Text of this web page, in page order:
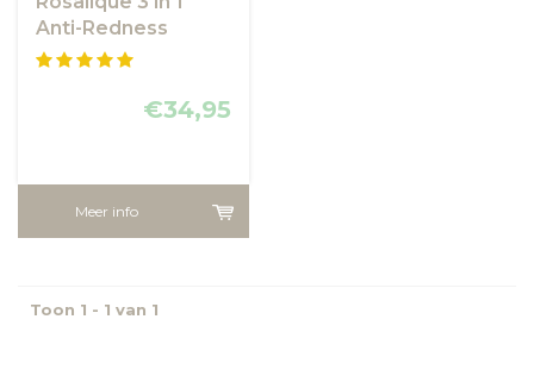
Anti-Redness
Miracle Formula
roodheid crème
€34,95
Meer info
Toon 1 - 1 van 1